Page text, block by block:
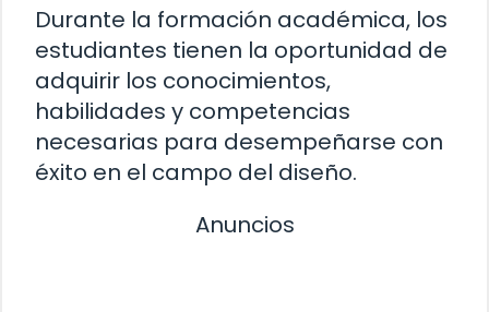
Durante la formación académica, los
estudiantes tienen la oportunidad de
adquirir los conocimientos,
habilidades y competencias
necesarias para desempeñarse con
éxito en el campo del diseño.
Anuncios